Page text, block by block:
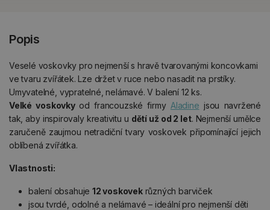
Popis
Veselé voskovky pro nejmenší s hravě tvarovanými koncovkami
ve tvaru zvířátek. Lze držet v ruce nebo nasadit na prstíky.
Umyvatelné, vypratelné, nelámavé. V balení 12 ks.
Velké voskovky od francouzské firmy Aladine jsou navržené
tak, aby inspirovaly kreativitu u dětí už od 2 let. Nejmenší umělce
zaručeně zaujmou netradiční tvary voskovek připomínající jejich
oblíbená zvířátka.
Vlastnosti:
balení obsahuje 12 voskovekrůzných barviček
jsou tvrdé, odolné a nelámavé – ideální pro nejmenší děti